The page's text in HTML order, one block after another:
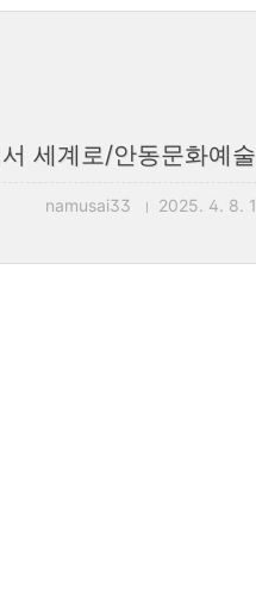
세계로/안동문화예
namusai33 2025. 4. 8.